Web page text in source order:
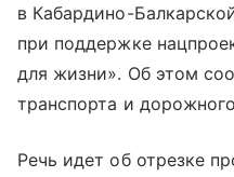
в Кабардино-
при поддержке
для жизни». Об этом
транспорта и
Речь идет об отрезке